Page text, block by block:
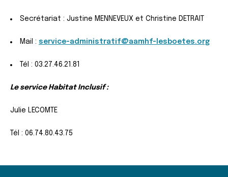
Secrétariat : Justine MENNEVEUX et Christine DETRAIT
Mail : service-administratif@aamhf-lesboetes.org
Tél : 03.27.46.21.81
Le service Habitat Inclusif :
Julie LECOMTE
Tél : 06.74.80.43.75